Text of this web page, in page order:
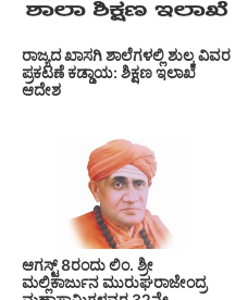
ರಾಜ್ಯದ ಖಾಸಗಿ ಶಾಲೆಗಳಲ್ಲಿ ಶುಲ್ಕ ವಿವರ
ಪ್ರಕಟಣೆ ಕಡ್ಡಾಯ: ಶಿಕ್ಷಣ ಇಲಾಖೆ
ಆದೇಶ
ಆಗಸ್ಟ್ 8ರಂದು ಲಿಂ. ಶ್ರೀ
ಮಲ್ಲಿಕಾರ್ಜುನ ಮುರುಘರಾಜೇಂದ್ರ